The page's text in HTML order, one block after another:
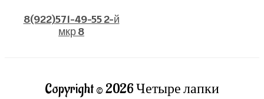
8(922)571-49-55 2-й
мкр 8
Copyright © 2026 Четыре лапки